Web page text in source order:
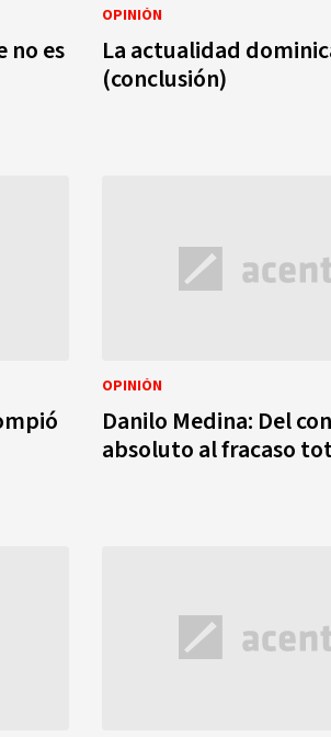
no es
OPINIÓN
La actualidad
(conclusión)
OPINIÓN
Danilo Medina: Del
absoluto al fracaso